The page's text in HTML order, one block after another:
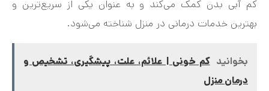
کم‌ آبی بدن کمک می‌کند و به عنوان یکی از سریع‌ترین و
بهترین خدمات درمانی در منزل شناخته می‌شود.
بخوانید کم خونی | علائم، علت، پیشگیری، تشخیص و
درمان منزل